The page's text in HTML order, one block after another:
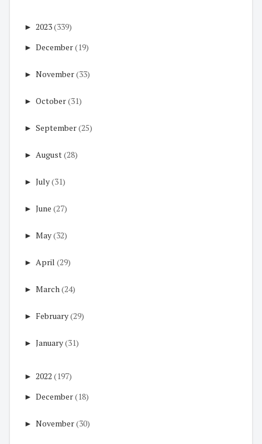
► 2023(339)
► December(19)
► November(33)
► October(31)
► September(25)
► August(28)
► July(31)
► June (27)
► May(32)
► April (29)
► March(24)
► February(29)
► January(31)
► 2022 (197)
► December(18)
► November(30)